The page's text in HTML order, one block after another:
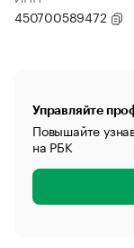
450700589472
Управляйте
Повышайте
на РБК